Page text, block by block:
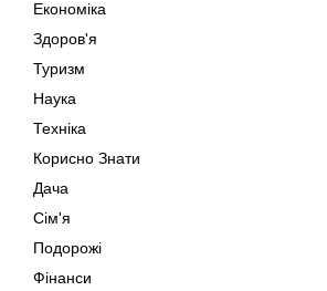
Економіка
Здоров'я
Туризм
Наука
Техніка
Корисно Знати
Дача
Сім'я
Подорожі
Фінанси